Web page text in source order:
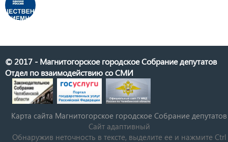
© 2017 - Магнитогорское городское Собрание депутатов
Отдел по взаимодействию со СМИ
Карта сайта Магнитогорское городское Cобрание депутатов
Сайт адаптивный
Обнаружив неточность в тексте, выделите ее и нажмите Ctrl